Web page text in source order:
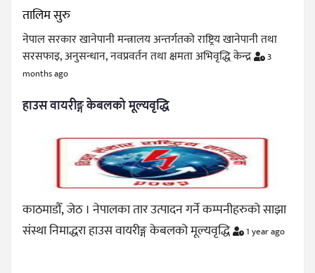
नेपाल सरकार खानेपानी मन्त्रालय अन्तर्गतको राष्ट्रिय खानेपानी तथा
सरसफाइ, अनुसन्धान, नवप्रवर्तन तथा क्षमता अभिवृद्धि केन्द्र
3
months ago
हाउस वायरीङ्ग केबलको मूल्यवृद्धि
काठमाडौँ, जेठ । नेपालका तार उत्पादन गर्ने कम्पनीहरुको साझा
संस्था निमाद्धरा हाउस वायरीङ्ग केबलको मूल्यवृद्धि
1 year ago